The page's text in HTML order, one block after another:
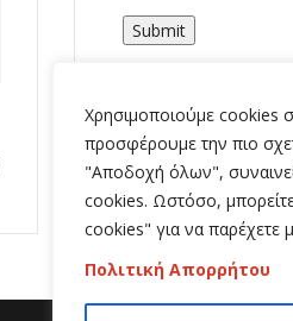
Χρησιμοποιούμε cookies
προσφέρουμε την πιο
"Αποδοχή όλων",
cookies. Ωστόσο, μπορείτε
cookies" για να παρέχετε
Πολιτική Απορρήτου
Submit